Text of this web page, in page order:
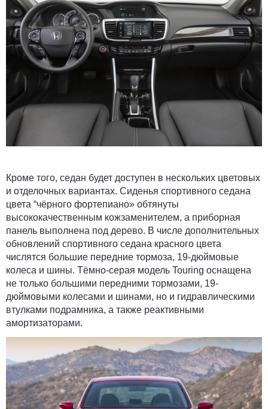
Кроме того, седан будет доступен в нескольких цветовых
и отделочных вариантах. Сиденья спортивного седана
цвета “чёрного фортепиано» обтянуты
высококачественным кожзаменителем, а приборная
панель выполнена под дерево. В числе дополнительных
обновлений спортивного седана красного цвета
числятся большие передние тормоза, 19-дюймовые
колеса и шины. Тёмно-серая модель Touring оснащена
не только большими передними тормозами, 19-
дюймовыми колесами и шинами, но и гидравлическими
втулками подрамника, а также реактивными
амортизаторами.